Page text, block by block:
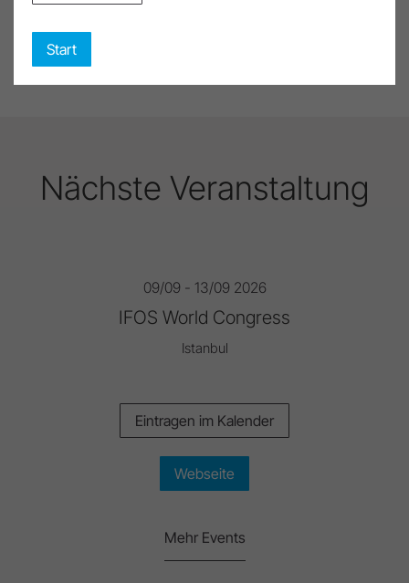
Nächste Veranstaltung
09/09 - 13/09 2026
IFOS World Congress
Istanbul
Eintragen im Kalender
Webseite
Mehr Events
Start